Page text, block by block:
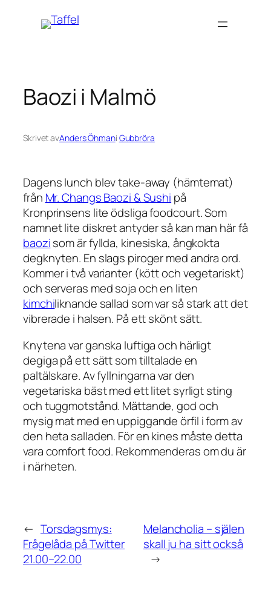
Baozi i Malmö
Skrivet avAnders Öhmani Gubbröra
Dagens lunch blev take-away (hämtemat)
från Mr. Changs Baozi & Sushi på
Kronprinsens lite ödsligafoodcourt. Som
namnet lite diskret antyder så kan man här få
baozisom är fyllda, kinesiska, ångkokta
degknyten. En slags piroger med andra ord.
Kommer i två varianter (kött och vegetariskt)
och serveras med soja och en liten
kimchiliknande sallad som var så stark att det
vibrerade i halsen. På ett skönt sätt.
Knytena var ganska luftiga och härligt
degiga på ett sätt som tilltalade en
paltälskare. Av fyllningarna var den
vegetariska bäst med ett litet syrligt sting
och tuggmotstånd. Mättande, god och
mysig mat med en uppiggande örfil i form av
den heta salladen. För en kines måste detta
varacomfort food. Rekommenderas om du är
i närheten.
← Torsdagsmys:
Frågelåda på Twitter
21.00–22.00
Melancholia – själen
skall ju ha sitt också
→